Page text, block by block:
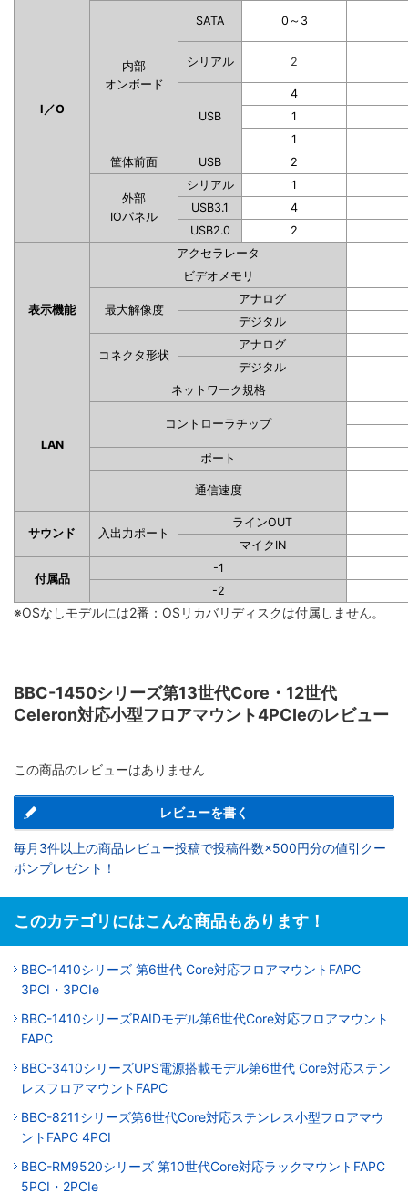
I／O
内部
オンボード
SATA 0～3
シリアル 2
USB
4
1
1
筐体前面
USB 2
外部
IOパネル
シリアル
1
USB3.1
4
USB2.0
2
表示機能
アクセラレータ
ビデオメモリ
最大解像度
アナログ
デジタル
コネクタ形状
アナログ
デジタル
LAN
ネットワーク規格
コントローラチップ
ポート
通信速度
サウンド 入出力ポート
ラインOUT
マイクIN
付属品
-1
-2
※OSなしモデルには2番：OSリカバリディスクは付属しません。
BBC-1450シリーズ第13世代Core・12世代
Celeron対応小型フロアマウント4PCIeのレビュー
この商品のレビューはありません
レビューを書く
毎月3件以上の商品レビュー投稿で投稿件数×500円分の値引クー
ポンプレゼント！
このカテゴリにはこんな商品もあります！
BBC-1410シリーズ 第6世代 Core対応フロアマウントFAPC
3PCI・3PCIe
BBC-1410シリーズRAIDモデル第6世代Core対応フロアマウント
FAPC
BBC-3410シリーズUPS電源搭載モデル第6世代 Core対応ステン
レスフロアマウントFAPC
BBC-8211シリーズ第6世代Core対応ステンレス小型フロアマウ
ントFAPC 4PCI
BBC-RM9520シリーズ 第10世代Core対応ラックマウントFAPC
5PCI・2PCIe